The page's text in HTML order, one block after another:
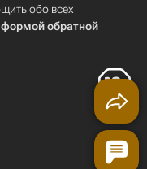
обо всех
формой обратной